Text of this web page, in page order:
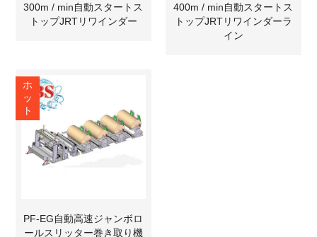
300m / min自動スタートス
トップJRTリワインダー
400m / min自動スタートス
トップJRTリワインダーラ
イン
ホ
ッ
ト
PF-EG自動高速ジャンボロ
ールスリッター巻き取り機